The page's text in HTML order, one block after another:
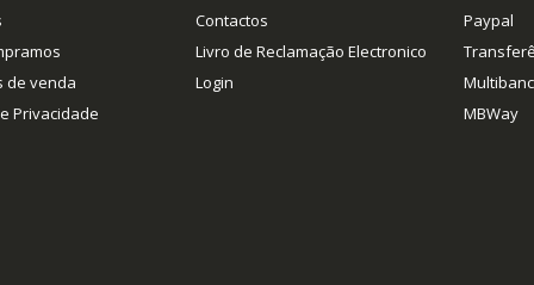
de venda
Privacidade
Contactos
Livro de Reclamação Electronico
Login
Paypal
MBWay